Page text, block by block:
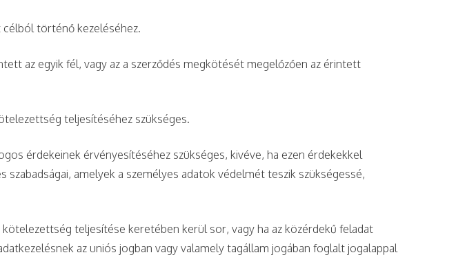
célból történő kezeléséhez.
az egyik fél, vagy az a szerződés megkötését megelőzően az érintett
teljesítéséhez szükséges.
érdekeinek érvényesítéséhez szükséges, kivéve, ha ezen érdekekkel
amelyek a személyes adatok védelmét teszik szükségessé,
teljesítése keretében kerül sor, vagy ha az közérdekű feladat
az uniós jogban vagy valamely tagállam jogában foglalt jogalappal